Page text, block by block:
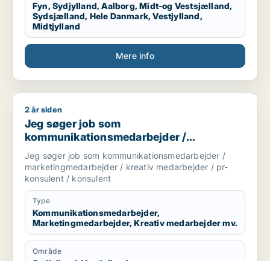
Fyn, Sydjylland, Aalborg, Midt-og Vestsjælland,
Sydsjælland, Hele Danmark, Vestjylland,
Midtjylland
Mere info
Jeg søger job som kommunikationsmedarbejder /
2 år siden
Jeg søger job som
kommunikationsmedarbejder /
marketingmedarbejder / kreativ
medarbejder / pr-konsulent / konsulent
Jeg søger job som kommunikationsmedarbejder /
marketingmedarbejder / kreativ medarbejder / pr-
konsulent / konsulent
Type
Kommunikationsmedarbejder,
Marketingmedarbejder, Kreativ medarbejder mv.
Område